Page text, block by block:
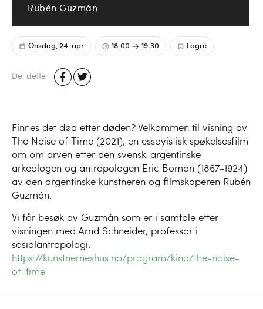
Rubén Guzmán
Onsdag, 24. apr 18:00 19:30 Lagre
Del dette
Finnes det død etter døden? Velkommen til visning av
The Noise of Time (2021), en essayistisk spøkelsesfilm
om om arven etter den svensk-argentinske
arkeologen og antropologen Eric Boman (1867-1924)
av den argentinske kunstneren og filmskaperen Rubén
Guzmán.
Vi får besøk av Guzmán som er i samtale etter
visningen med Arnd Schneider, professor i
sosialantropologi.
https://kunstnerneshus.no/program/kino/the-noise-
of-time